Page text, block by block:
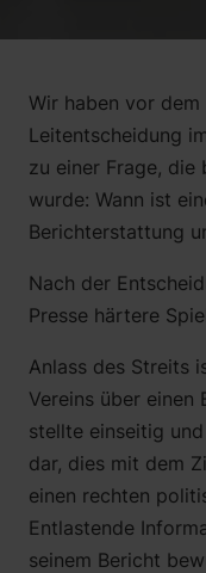
Sebastian Saar
Rafael Sarlak
Katharina Leye
Jonathan Horst
Wir haben vor
Leitentscheidung
zu einer Frage,
wurde: Wann ist
Berichterstattung
Nach der
Presse härtere
Anlass des Streits
Vereins über einen
stellte einseitig
dar, dies mit dem
einen rechten
Entlastende
seinem Bericht